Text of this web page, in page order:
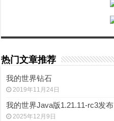
热门文章推荐
我的世界钻石
2019年11月24日
我的世界Java版1.21.11-rc3发布
2025年12月9日